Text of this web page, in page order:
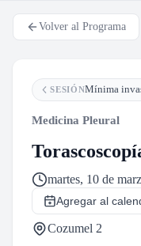
Volver al Programa
SESIÓNMínima
Medicina Pleural
martes, 10 de
Agregar al
Cozumel 2